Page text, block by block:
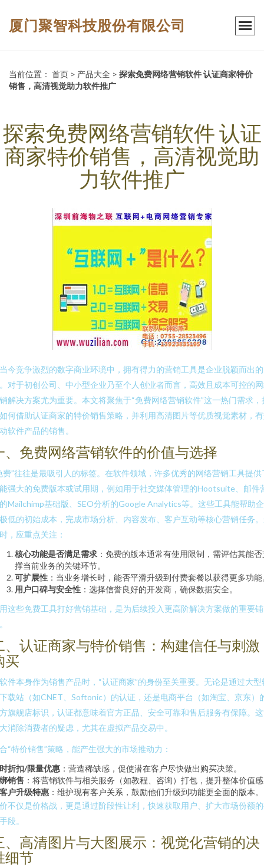
厦门聚智科技股份有限公司
当前位置： 首页 > 产品大全 > 探索免费网络营销软件 认证商家特价
销售，高清视觉助力软件推广
探索免费网络营销软件 认证
商家特价销售，高清视觉助
力软件推广
今竞争激烈的数字商业环境中，拥有得力的营销工具是企业脱颖而出
对于初创公司、中小型企业乃至个人创业者而言，高效且成本可控的
解决方案尤为重要。本文将聚焦于“免费网络营销软件”这一热门需求，
何借助认证商家的特价销售策略，并利用高清图片等优质视觉素材，
软件产品的销售。
、免费网络营销软件的价值与选择
费”往往是最吸引人的标签。在软件领域，许多优秀的网络营销工具提供
强大的免费版本或试用期，例如用于社交媒体管理的Hootsuite、邮件
Mailchimp基础版、SEO分析的Google Analytics等。这些工具能帮助
低的初始成本，完成市场分析、内容发布、客户互动等核心营销任务
，应重点关注：
核心功能是否满足需求 ：免费的版本通常有使用限制，需评估其能
撑当前业务的关键环节。
可扩展性 ：当业务增长时，能否平滑升级到付费套餐以获得更多功能
用户口碑与安全性 ：选择信誉良好的开发商，确保数据安全。
这些免费工具打好营销基础，是为后续投入更高阶解决方案做的重要铺
、认证商家与特价销售：构建信任与刺激
买
件本身作为销售产品时，“认证商家”的身份至关重要。无论是通过大型
载站（如CNET、Softonic）的认证，还是电商平台（如淘宝、京东）
旗舰店标识，认证都意味着官方正品、安全可靠和售后服务有保障。
消除消费者的疑虑，尤其在虚拟产品交易中。
“特价销售”策略，能产生强大的市场推动力：
折扣/限量优惠 ：营造稀缺感，促使潜在客户尽快做出购买决策。
销售 ：将营销软件与相关服务（如教程、咨询）打包，提升整体价值
户升级特惠 ：维护现有客户关系，鼓励他们升级到功能更全面的版本。
不仅是价格战，更是通过阶段性让利，快速获取用户、扩大市场份额
段。
、高清图片与大图展示：视觉化营销的决
细节